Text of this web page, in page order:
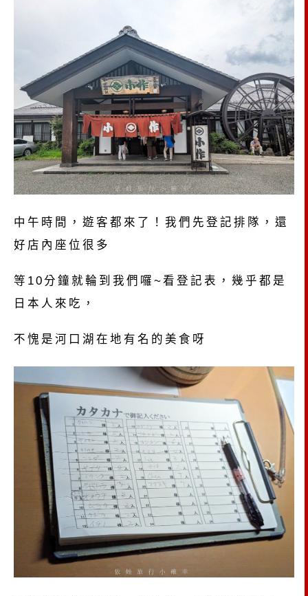
中午時間，遊客都來了！我們先登記排隊，還
好店內座位很多
等10分鐘就輪到我們囉~看登記表，幾乎都是
日本人來吃，
不愧是河口湖在地有名的美食呀